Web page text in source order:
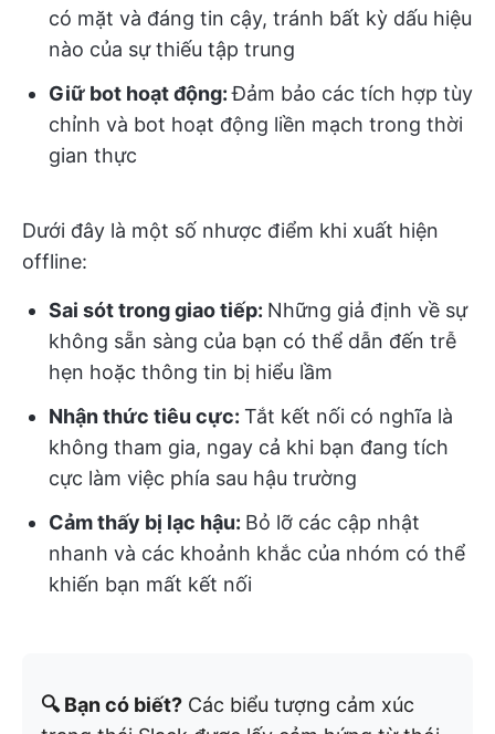
có mặt và đáng tin cậy, tránh bất kỳ dấu hiệu
nào của sự thiếu tập trung
Giữ bot hoạt động:Đảm bảo các tích hợp tùy
chỉnh và bot hoạt động liền mạch trong thời
gian thực
Dưới đây là một số nhược điểm khi xuất hiện
offline:
Sai sót trong giao tiếp: Những giả định về sự
không sẵn sàng của bạn có thể dẫn đến trễ
hẹn hoặc thông tin bị hiểu lầm
Nhận thức tiêu cực: Tắt kết nối có nghĩa là
không tham gia, ngay cả khi bạn đang tích
cực làm việc phía sau hậu trường
Cảm thấy bị lạc hậu: Bỏ lỡ các cập nhật
nhanh và các khoảnh khắc của nhóm có thể
khiến bạn mất kết nối
🔍 Bạn có biết? Các biểu tượng cảm xúc